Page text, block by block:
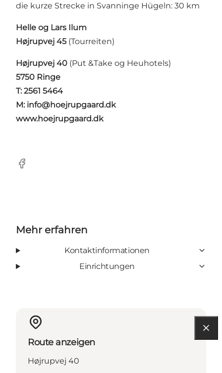
die kurze Strecke in Svanninge Hügeln: 30 km
Helle og Lars Ilum
Højrupvej 45 (Tourreiten)
Højrupvej 40 (Put &Take og Heuhotels)
5750 Ringe
T: 2561 5464
M: info@hoejrupgaard.dk
www.hoejrupgaard.dk
Facebook
Mehr erfahren
Kontaktinformationen
Einrichtungen
Route anzeigen
Højrupvej 40